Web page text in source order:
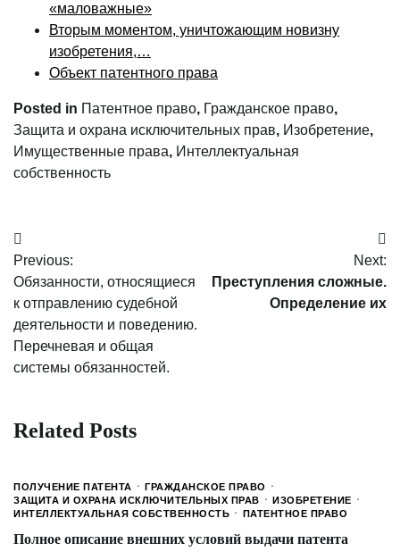
«маловажные»
Вторым моментом, уничтожающим новизну
изобретения,…
Объект патентного права
Posted in Патентное право, Гражданское право,
Защита и охрана исключительных прав, Изобретение,
Имущественные права, Интеллектуальная
собственность
Post
navigation
Previous:
Обязанности, относящиеся
к отправлению судебной
деятельности и поведению.
Перечневая и общая
системы обязанностей.
Next:
Преступления сложные.
Определение их
Related Posts
ПОЛУЧЕНИЕ ПАТЕНТА
ГРАЖДАНСКОЕ ПРАВО
ЗАЩИТА И ОХРАНА ИСКЛЮЧИТЕЛЬНЫХ ПРАВ
ИЗОБРЕТЕНИЕ
ИНТЕЛЛЕКТУАЛЬНАЯ СОБСТВЕННОСТЬ
ПАТЕНТНОЕ ПРАВО
Полное описание внешних условий выдачи патента